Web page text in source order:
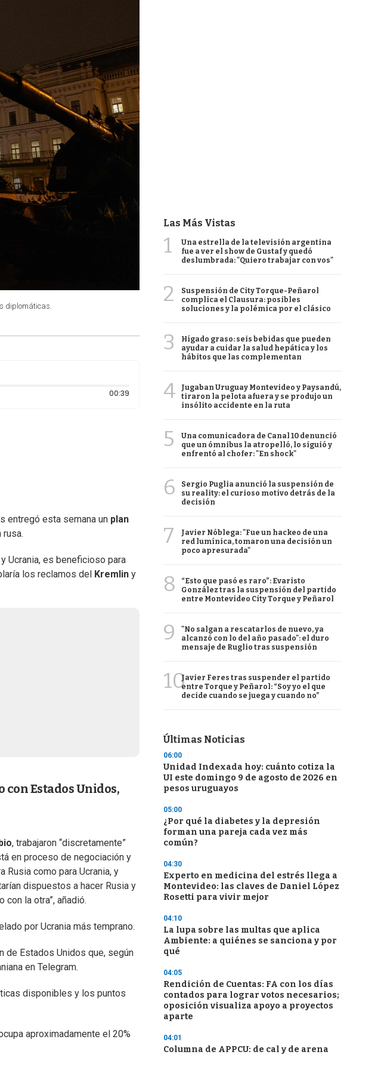
diplomáticas.
00:39Duración: 39 segundos
entregó esta semana un plan
y Ucrania, es beneficioso para
los reclamos del
Kremlin y
con Estados Unidos,
, trabajaron “discretamente”
en proceso de negociación y
Rusia como para Ucrania, y
dispuestos a hacer Rusia y
con la otra”, añadió.
por Ucrania más temprano.
de Estados Unidos que, según
en Telegram.
disponibles y los puntos
aproximadamente el 20%
Las Más Vistas
1
Una estrella de la televisión argentina
fue a ver el show de Gustaf y quedó
deslumbrada: "Quiero trabajar con vos"
2
Suspensión de City Torque-Peñarol
complica el Clausura: posibles
soluciones y la polémica por el clásico
3
Hígado graso: seis bebidas que pueden
ayudar a cuidar la salud hepática y los
hábitos que las complementan
4
Jugaban Uruguay Montevideo y Paysandú,
tiraron la pelota afuera y se produjo un
insólito accidente en la ruta
5
Una comunicadora de Canal 10 denunció
que un ómnibus la atropelló, lo siguió y
enfrentó al chofer: "En shock"
6
Sergio Puglia anunció la suspensión de
su reality: el curioso motivo detrás de la
decisión
7
Javier Nóblega: "Fue un hackeo de una
red lumínica, tomaron una decisión un
poco apresurada"
8
“Esto que pasó es raro”: Evaristo
González tras la suspensión del partido
entre Montevideo City Torque y Peñarol
9
"No salgan a rescatarlos de nuevo, ya
alcanzó con lo del año pasado": el duro
mensaje de Ruglio tras suspensión
10Javier Feres tras suspender el partido
entre Torque y Peñarol: “Soy yo el que
decide cuando se juega y cuando no”
Últimas Noticias
06:00
Unidad Indexada hoy: cuánto cotiza la
UI este domingo 9 de agosto de 2026 en
pesos uruguayos
05:00
¿Por qué la diabetes y la depresión
forman una pareja cada vez más
común?
04:30
Experto en medicina del estrés llega a
Montevideo: las claves de Daniel López
Rosetti para vivir mejor
04:10
La lupa sobre las multas que aplica
Ambiente: a quiénes se sanciona y por
qué
04:05
Rendición de Cuentas: FA con los días
contados para lograr votos necesarios;
oposición visualiza apoyo a proyectos
aparte
04:01
Columna de APPCU: de cal y de arena